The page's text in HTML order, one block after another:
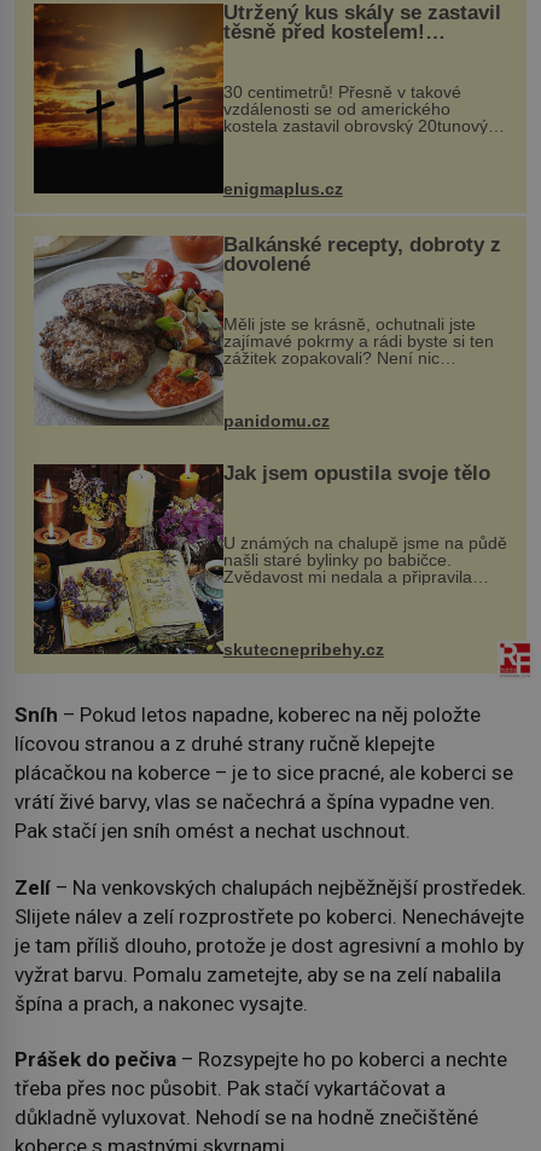
Utržený kus skály se zastavil
těsně před kostelem!
Ochránila ho boží síla?
30 centimetrů! Přesně v takové
vzdálenosti se od amerického
kostela zastavil obrovský 20tunový
...
enigmaplus.cz
Balkánské recepty, dobroty z
dovolené
Měli jste se krásně, ochutnali jste
zajímavé pokrmy a rádi byste si ten
zážitek zopakovali? Není nic
snazšího. Pljeskavica (10 porcí)
Možná jste ji ochutnali na dovolené v
panidomu.cz
Jak jsem opustila svoje tělo
U známých na chalupě jsme na půdě
našli staré bylinky po babičce.
Zvědavost mi nedala a připravila
jsem si z nich lektvar… Zimní pobyt
na chalupě se pro mě vlastní vinou
změnil v děsivý zážitek, na kt...
skutecnepribehy.cz
Sníh – Pokud letos napadne, koberec na něj položte
lícovou stranou a z druhé strany ručně klepejte
plácačkou na koberce – je to sice pracné, ale koberci se
vrátí živé barvy, vlas se načechrá a špína vypadne ven.
Pak stačí jen sníh omést a nechat uschnout.
Zelí – Na venkovských chalupách nejběžnější prostředek.
Slijete nálev a zelí rozprostřete po koberci. Nenechávejte
je tam příliš dlouho, protože je dost agresivní a mohlo by
vyžrat barvu. Pomalu zametejte, aby se na zelí nabalila
špína a prach, a nakonec vysajte.
Prášek do pečiva – Rozsypejte ho po koberci a nechte
třeba přes noc působit. Pak stačí vykartáčovat a
důkladně vyluxovat. Nehodí se na hodně znečištěné
koberce s mastnými skvrnami.